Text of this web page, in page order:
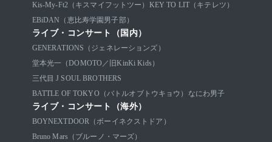
Kis-My-Ft2（キスマイフットツー） KEY TO LIT（キテレツ）
EBiDAN（恵比寿学園男子部）
ライブ・コンサート（国内）
GENERATIONS（ジェネレーションズ）
堂本光一（DOMOTO／旧KinKi Kids）
三代目 J SOUL BROTHERS
BATTLE OF TOKYO（バトルオブトウキョウ）
なにわ男子
ライブ・コンサート（海外）
BOYNEXTDOOR（ボーイネクストドア）
Bruno Mars（ブルーノ・マーズ）